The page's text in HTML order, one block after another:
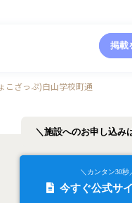
掲載
こざっぷ)白山学校町通
＼施設へのお申し込み
＼カンタン30秒
今すぐ公式サ